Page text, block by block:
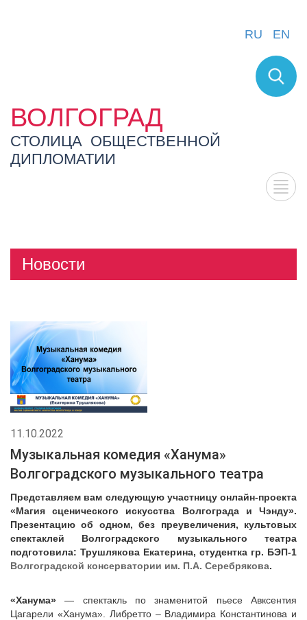
ВОЛГОГРАД
СТОЛИЦА ОБЩЕСТВЕННОЙ
ДИПЛОМАТИИ
RU EN
Новости
11.10.2022
Музыкальная комедия «Ханума»
Волгоградского музыкального театра
Представляем вам следующую участницу онлайн-проекта
«Магия сценического искусства Волгограда и Чэнду».
Презентацию об одном, без преувеличения, культовых
спектаклей Волгоградского музыкального театра
подготовила: Трушлякова Екатерина, студентка гр. БЭП-1
Волгоградской консерватории им. П.А. Серебрякова.
«Ханума» — спектакль по знаменитой пьесе Авксентия
Цагарели «Ханума». Либретто – Владимира Константинова и